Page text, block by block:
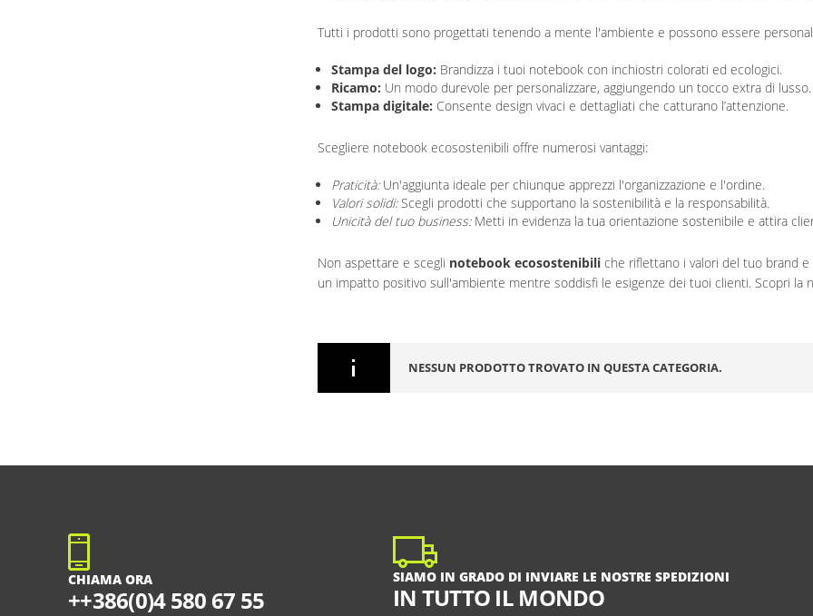
Tutti i prodotti sono progettati tenendo a mente l'ambiente e possono essere
Stampa del logo: Brandizza i tuoi notebook con inchiostri colorati ed ecologici.
Ricamo: Un modo durevole per personalizzare, aggiungendo un tocco extra di lusso.
Stampa digitale: Consente design vivaci e dettagliati che catturano l’attenzione.
Scegliere notebook ecosostenibili offre numerosi vantaggi:
Praticità:Un'aggiunta ideale per chiunque apprezzi l'organizzazione e l'ordine.
Valori solidi:Scegli prodotti che supportano la sostenibilità e la responsabilità.
Unicità del tuo business:Metti in evidenza la tua orientazione sostenibile e attira
Non aspettare e scegli notebook ecosostenibili che riflettano i valori del tuo brand
un impatto positivo sull'ambiente mentre soddisfi le esigenze dei tuoi clienti. Scopri la
NESSUN PRODOTTO TROVATO IN QUESTA CATEGORIA.
CHIAMA ORA
++386(0)4 580 67 55
SIAMO IN GRADO DI INVIARE LE NOSTRE SPEDIZIONI
IN TUTTO IL MONDO